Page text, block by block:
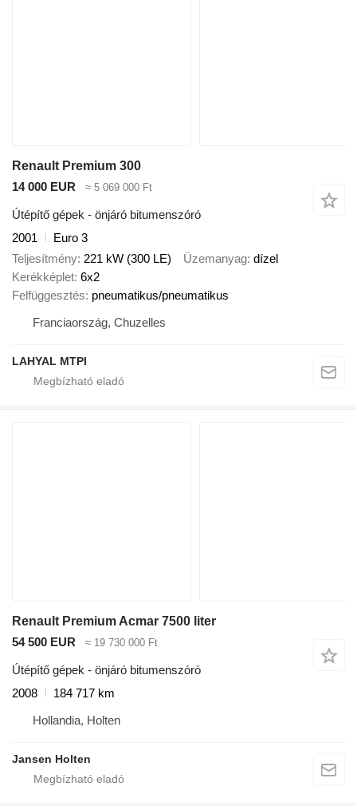
Renault Premium 300
14 000 EUR
≈ 5 069 000 Ft
Útépítő gépek - önjáró bitumenszóró
2001
Euro 3
Teljesítmény 221 kW (300 LE) Üzemanyag dízel
Kerékképlet 6x2
Felfüggesztés pneumatikus/pneumatikus
Franciaország, Chuzelles
LAHYAL MTPI
Renault Premium Acmar 7500 liter
54 500 EUR
≈ 19 730 000 Ft
Útépítő gépek - önjáró bitumenszóró
2008
184 717 km
Hollandia, Holten
Jansen Holten